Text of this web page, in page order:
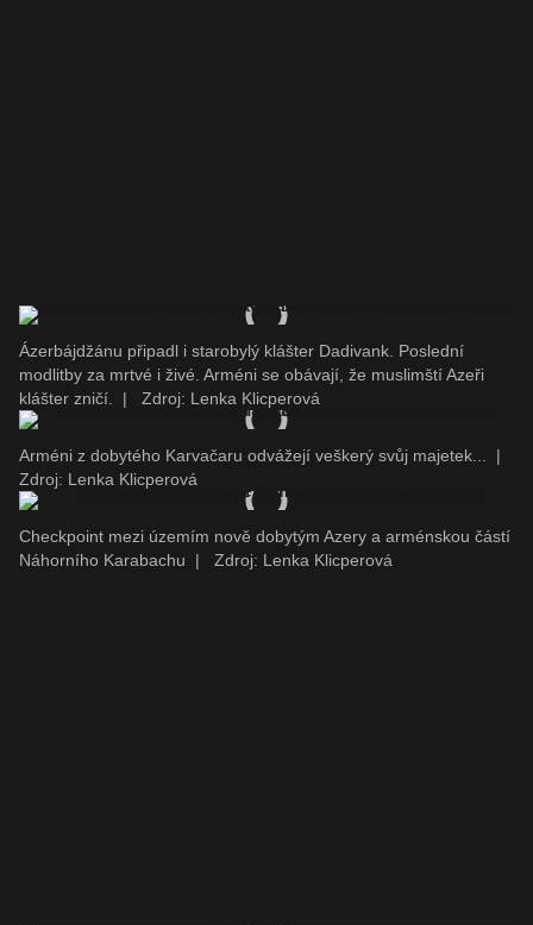
Ázerbájdžánu připadl i starobylý klášter Dadivank. Poslední
modlitby za mrtvé i živé. Arméni se obávají, že muslimští Azeři
klášter zničí.
| Zdroj: Lenka Klicperová
Arméni z dobytého Karvačaru odvážejí veškerý svůj majetek...
|
Zdroj: Lenka Klicperová
Checkpoint mezi územím nově dobytým Azery a arménskou částí
Náhorního Karabachu
| Zdroj: Lenka Klicperová